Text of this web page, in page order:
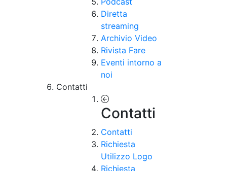
Diretta
streaming
Archivio Video
Rivista Fare
Eventi intorno a
noi
Contatti
Contatti
Contatti
Richiesta
Utilizzo Logo
Richiesta